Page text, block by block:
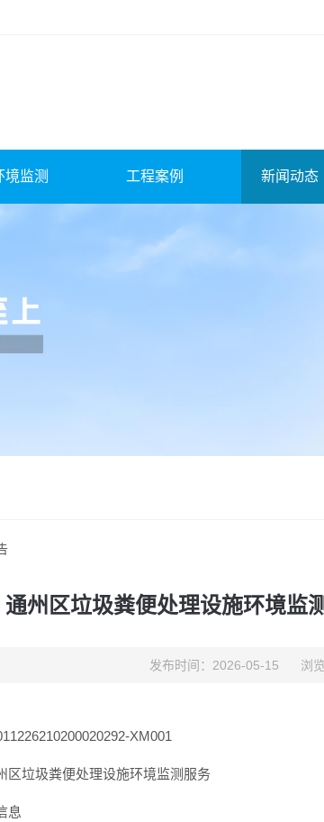
境监测 工程案例 新闻动态
通州区垃圾粪便处理设施环境监
发布时间：2026-05-15 浏
XM001
区垃圾粪便处理设施环境监测服务
息